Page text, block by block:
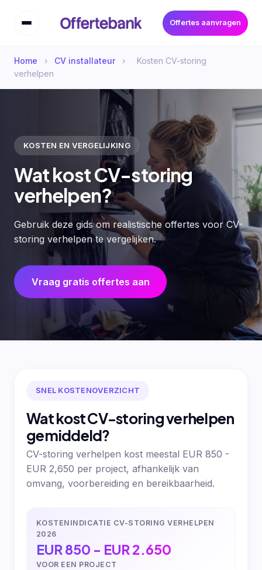
Offertes aanvragen
Home › CV installateur ›
Kosten CV-storing
verhelpen
KOSTEN EN VERGELIJKING
Wat kost CV-storing
verhelpen?
Gebruik deze gids om realistische offertes voor CV-
storing verhelpen te vergelijken.
Vraag gratis offertes aan
SNEL KOSTENOVERZICHT
Wat kost CV-storing verhelpen
gemiddeld?
CV-storing verhelpen kost meestal EUR 850 -
EUR 2,650 per project, afhankelijk van
omvang, voorbereiding en bereikbaarheid.
KOSTENINDICATIE CV-STORING VERHELPEN
2026
EUR 850 - EUR 2.650
VOOR EEN PROJECT